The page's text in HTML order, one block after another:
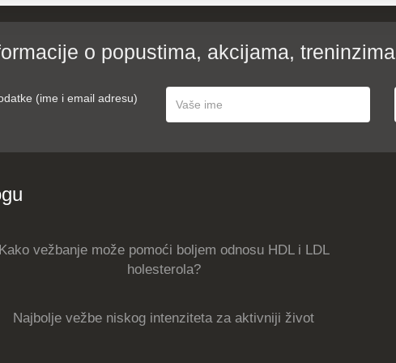
o popustima, akcijama, treninzima
(ime i email adresu)
Kako vežbanje može pomoći boljem odnosu HDL i LDL
holesterola?
Najbolje vežbe niskog intenziteta za aktivniji život